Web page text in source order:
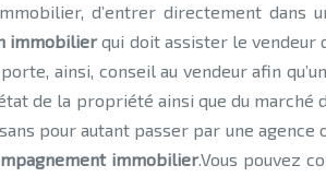
d’entrer directement dans
immobilierqui doit assister le vendeur
ainsi, conseil au vendeur afin
de la propriété ainsi que du
pour autant passer par une
immobilier.Vous pouvez